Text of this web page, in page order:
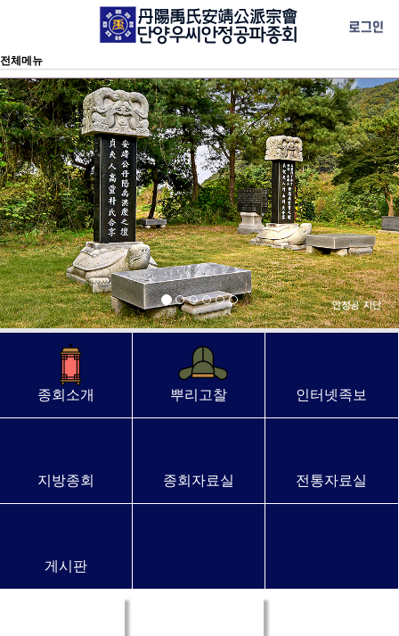
전체메뉴
종회소개 뿌리고찰 인터넷족보
지방종회 종회자료실 전통자료실
게시판